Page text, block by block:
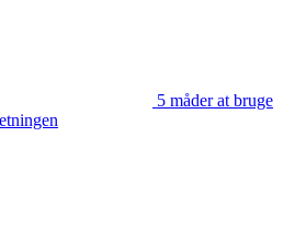
5 måder at bruge